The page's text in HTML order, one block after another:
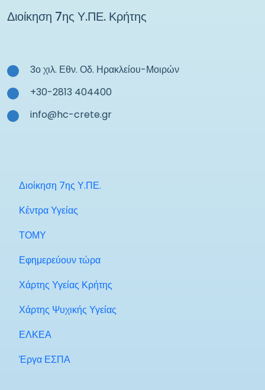
Διοίκηση 7ης Υ.ΠΕ. Κρήτης
3ο χιλ. Εθν. Οδ. Ηρακλείου-Μοιρών
+30-2813 404400
info@hc-crete.gr
Διοίκηση 7ης Υ.ΠΕ.
Κέντρα Υγείας
ΤΟΜΥ
Εφημερεύουν τώρα
Χάρτης Υγείας Κρήτης
Χάρτης Ψυχικής Υγείας
ΕΛΚΕΑ
Έργα ΕΣΠΑ